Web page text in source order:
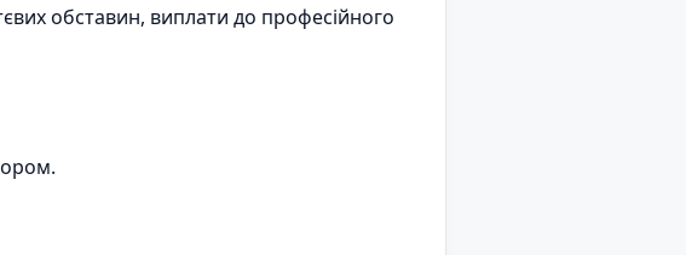
обставин, виплати до професійного